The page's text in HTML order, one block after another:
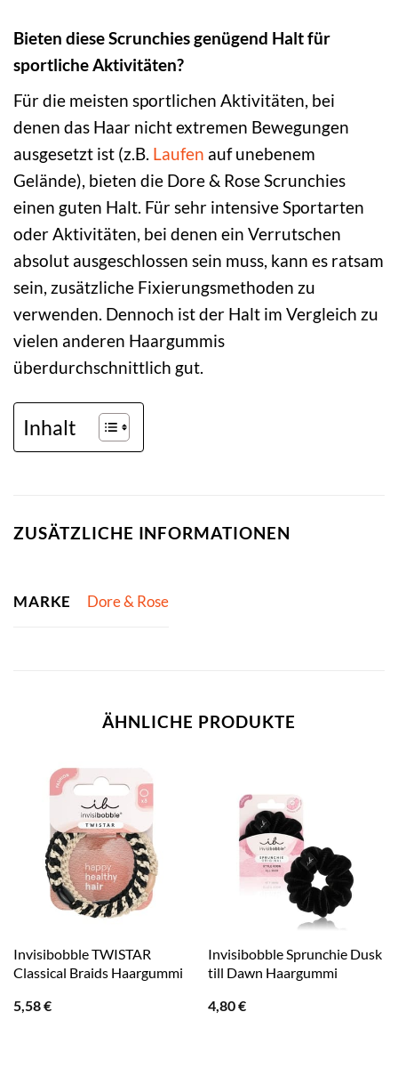
Bieten diese Scrunchies genügend Halt für
sportliche Aktivitäten?
Für die meisten sportlichen Aktivitäten, bei
denen das Haar nicht extremen Bewegungen
ausgesetzt ist (z.B. Laufen auf unebenem
Gelände), bieten die Dore & Rose Scrunchies
einen guten Halt. Für sehr intensive Sportarten
oder Aktivitäten, bei denen ein Verrutschen
absolut ausgeschlossen sein muss, kann es ratsam
sein, zusätzliche Fixierungsmethoden zu
verwenden. Dennoch ist der Halt im Vergleich zu
vielen anderen Haargummis
überdurchschnittlich gut.
Inhalt
ZUSÄTZLICHE INFORMATIONEN
MARKE Dore & Rose
ÄHNLICHE PRODUKTE
Invisibobble TWISTAR
Classical Braids Haargummi
5,58€
Invisibobble Sprunchie Dusk
till Dawn Haargummi
4,80€